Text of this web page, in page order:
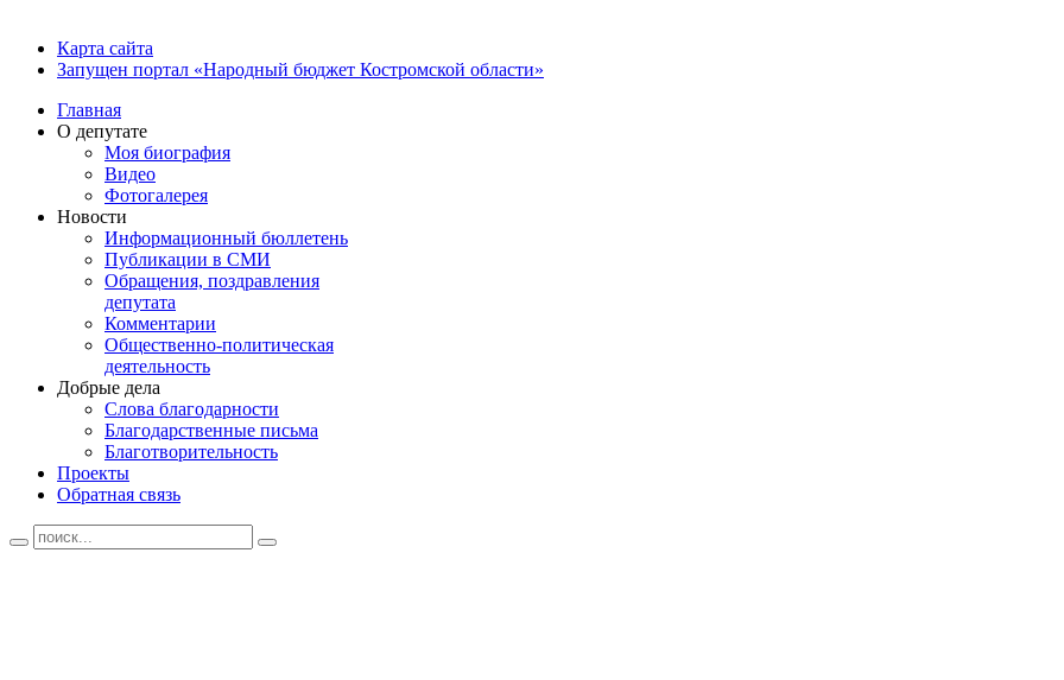
Карта сайта
Запущен портал «Народный бюджет Костромской области»
Главная
О депутате
Моя биография
Видео
Фотогалерея
Новости
Информационный бюллетень
Публикации в СМИ
Обращения, поздравления
депутата
Комментарии
Общественно-политическая
деятельность
Добрые дела
Слова благодарности
Благодарственные письма
Благотворительность
Проекты
Обратная связь